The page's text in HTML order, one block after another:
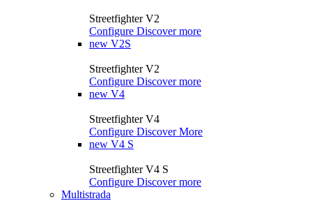
Streetfighter V2
Configure Discover more
new V2S
Streetfighter V2
Configure Discover more
new V4
Streetfighter V4
Configure Discover More
new V4 S
Streetfighter V4 S
Configure Discover more
Multistrada